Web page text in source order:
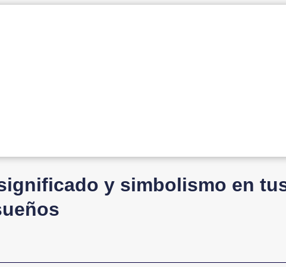
y simbolismo en